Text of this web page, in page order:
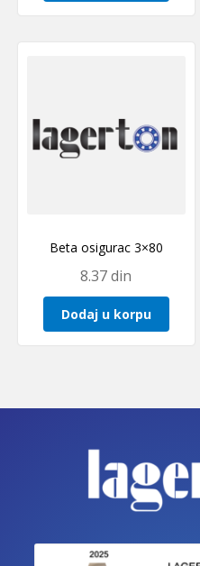
Beta osigurac 3×80
8.37din
Dodaj u korpu